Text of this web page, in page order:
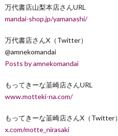
万代書店山梨本店さんURL
mandai-shop.jp/yamanashi/
万代書店さんX（Twitter）
@amnekomandai
Posts by amnekomandai
もってきーな韮崎店さんURL
www.motteki-na.com/
もってきーな韮崎店さんX（Twitter）
x.com/motte_nirasaki